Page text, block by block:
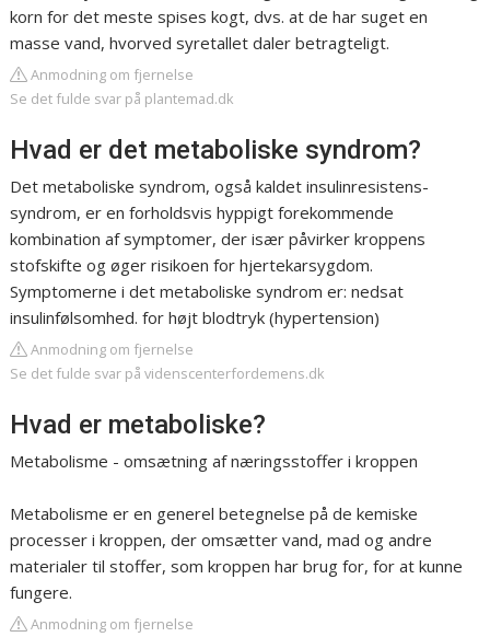
korn for det meste spises kogt, dvs. at de har suget en
masse vand, hvorved syretallet daler betragteligt.
Anmodning om fjernelse
Se det fulde svar på plantemad.dk
Hvad er det metaboliske syndrom?
Det metaboliske syndrom, også kaldet insulinresistens-
syndrom, er en forholdsvis hyppigt forekommende
kombination af symptomer, der især påvirker kroppens
stofskifte og øger risikoen for hjertekarsygdom.
Symptomerne i det metaboliske syndrom er: nedsat
insulinfølsomhed. for højt blodtryk (hypertension)
Anmodning om fjernelse
Se det fulde svar på videnscenterfordemens.dk
Hvad er metaboliske?
Metabolisme - omsætning af næringsstoffer i kroppen
Metabolisme er en generel betegnelse på de kemiske
processer i kroppen, der omsætter vand, mad og andre
materialer til stoffer, som kroppen har brug for, for at kunne
fungere.
Anmodning om fjernelse